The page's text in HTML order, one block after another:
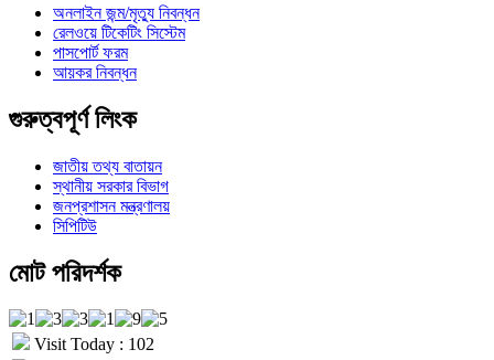
অনলাইন জন্ম/মৃত্যু নিবন্ধন
রেলওয়ে টিকেটিং সিস্টেম
পাসপোর্ট ফরম
আয়কর নিবন্ধন
গুরুত্বপূর্ণ লিংক
জাতীয় তথ্য বাতায়ন
স্থানীয় সরকার বিভাগ
জনপ্রশাসন মন্ত্রণালয়
সিপিটিউ
মোট পরিদর্শক
Visit Today : 102